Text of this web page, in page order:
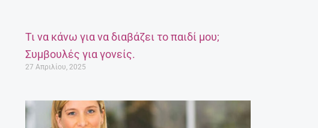
Τι να κάνω για να διαβάζει το παιδί μου;
Συμβουλές για γονείς.
27 Απριλίου, 2025